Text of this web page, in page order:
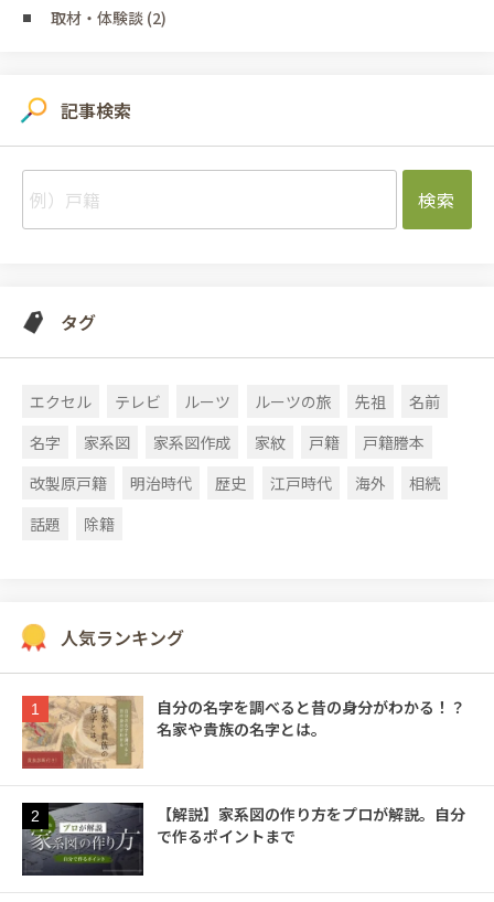
取材・体験談 (2)
記事検索
タグ
エクセル テレビ ルーツ ルーツの旅 先祖
名前
名字
家系図 家系図作成 家紋 戸籍
戸籍謄本
改製原戸籍
明治時代 歴史 江戸時代 海外
相続
話題
除籍
人気ランキング
1
自分の名字を調べると昔の身分がわかる！？
名家や貴族の名字とは。
2
【解説】家系図の作り方をプロが解説。自分
で作るポイントまで